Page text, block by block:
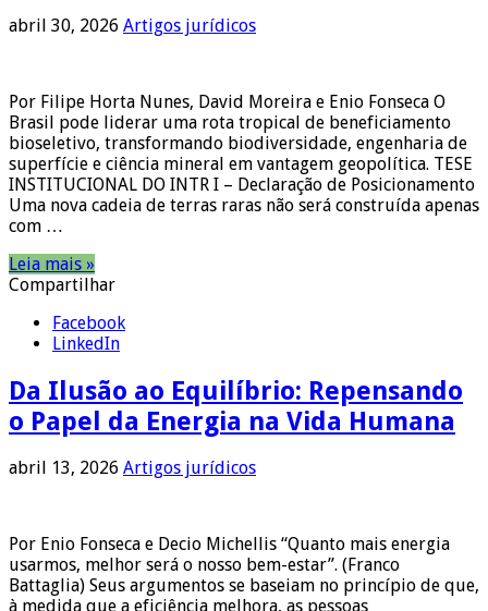
abril 30, 2026 Artigos jurídicos
Por Filipe Horta Nunes, David Moreira e Enio Fonseca O
Brasil pode liderar uma rota tropical de beneficiamento
bioseletivo, transformando biodiversidade, engenharia de
superfície e ciência mineral em vantagem geopolítica. TESE
INSTITUCIONAL DO INTR I – Declaração de Posicionamento
Uma nova cadeia de terras raras não será construída apenas
com …
Leia mais »
Compartilhar
Facebook
LinkedIn
Da Ilusão ao Equilíbrio: Repensando
o Papel da Energia na Vida Humana
abril 13, 2026 Artigos jurídicos
Por Enio Fonseca e Decio Michellis “Quanto mais energia
usarmos, melhor será o nosso bem-estar”. (Franco
Battaglia) Seus argumentos se baseiam no princípio de que,
à medida que a eficiência melhora, as pessoas